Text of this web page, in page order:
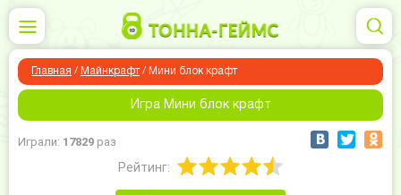
Главная / Майнкрафт/ Мини блок крафт
Игра Мини блок крафт
Играли: 17829 раз
Рейтинг: